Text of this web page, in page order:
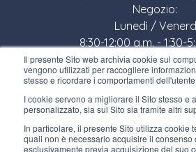
Il presente Sito web archivia cookie sul
vengono utilizzati per raccogliere
stesso e ricordare i comportamenti
I cookie servono a migliorare il Sito stesso e
personalizzato, sia sul Sito sia tramite altri
In particolare, il presente Sito utilizza cookie
quali non è necessario acquisire il consenso
esclusivamente previa acquisizione del suo
Negozio:
Lunedì /
8:30-12:00 a.m. - 1:30-
LINK UTILI
Iscriviti alla
Lavora con noi
Gli imballi di